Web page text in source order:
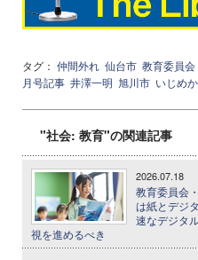
タグ： 仲間外れ 仙台市 教育委員会
月号記事 井澤一明 旭川市 いじめ
"社会: 教育"の関連記事
2026.07.18
教育委員会
は紙とデジ
速なデジタ
視を進めるべき